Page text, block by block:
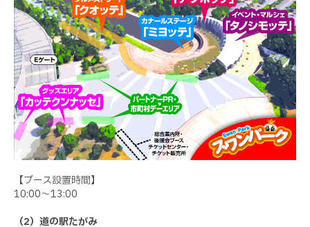
【ブース設置時間】
10:00～13:00
（2）道の駅たがみ